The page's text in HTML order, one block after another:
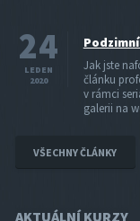
24
LEDEN
2020
Jak jste
článku
v rámci
galerii na
VŠECHNY ČLÁNKY
AKTUÁLNÍ KURZY